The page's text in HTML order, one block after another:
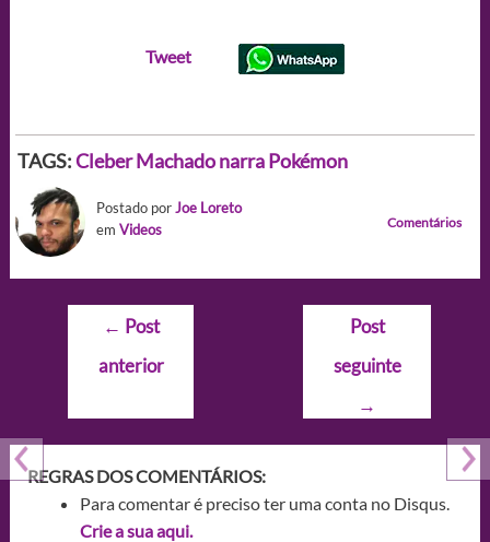
Tweet
TAGS:Cleber Machado narra Pokémon
Postado porJoe Loreto
em Videos Comentários
Navegação
Post
← Post
anterior
Post
seguinte
→
REGRAS DOS COMENTÁRIOS:
Para comentar é preciso ter uma conta no Disqus.
Crie a sua aqui.